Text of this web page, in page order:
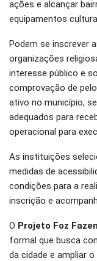
ações e alcançar
equipamentos
Podem se inscrever
organizações
interesse público e
comprovação de
ativo no município,
adequados para
operacional para
As instituições
medidas de
condições para a
inscrição e
O Projeto Foz
formal que busca
da cidade e ampliar